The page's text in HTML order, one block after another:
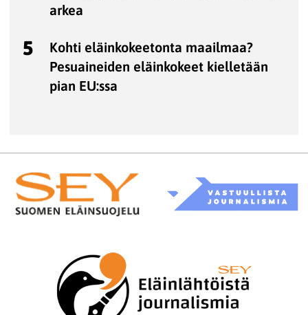
arkea
5
Kohti eläinkokeetonta maailmaa?
Pesuaineiden eläinkokeet kielletään
pian EU:ssa